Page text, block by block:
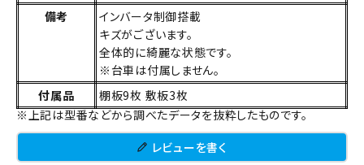
備考
インバータ制御搭載
キズがございます。
全体的に綺麗な状態です。
※台車は付属しません。
付属品
棚板9枚 敷板3枚
※上記は型番などから調べたデータを抜粋したものです。
レビューを書く